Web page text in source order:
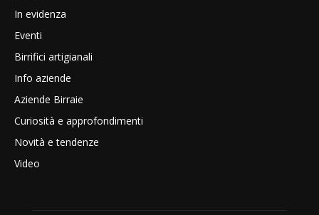
In evidenza
Eventi
Birrifici artigianali
Info aziende
Aziende Birraie
Curiosità e approfondimenti
Novità e tendenze
Video